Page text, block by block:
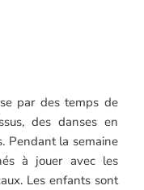
par des temps de
des danses en
Pendant la semaine
à jouer avec les
Les enfants sont